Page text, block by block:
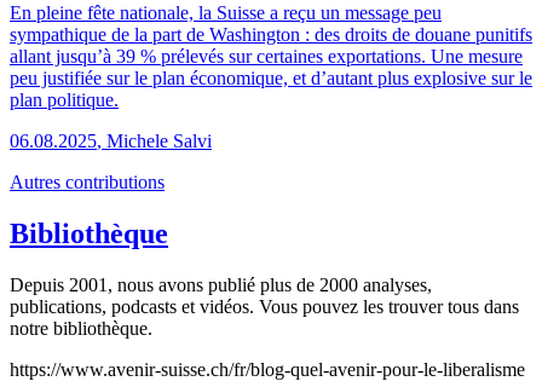
En pleine fête nationale, la Suisse a reçu un message peu
sympathique de la part de Washington : des droits de douane punitifs
allant jusqu’à 39 % prélevés sur certaines exportations. Une mesure
peu justifiée sur le plan économique, et d’autant plus explosive sur le
plan politique.
06.08.2025, Michele Salvi
Autres contributions
Bibliothèque
Depuis 2001, nous avons publié plus de 2000 analyses,
publications, podcasts et vidéos. Vous pouvez les trouver tous dans
notre bibliothèque.
https://www.avenir-suisse.ch/fr/blog-quel-avenir-pour-le-liberalisme